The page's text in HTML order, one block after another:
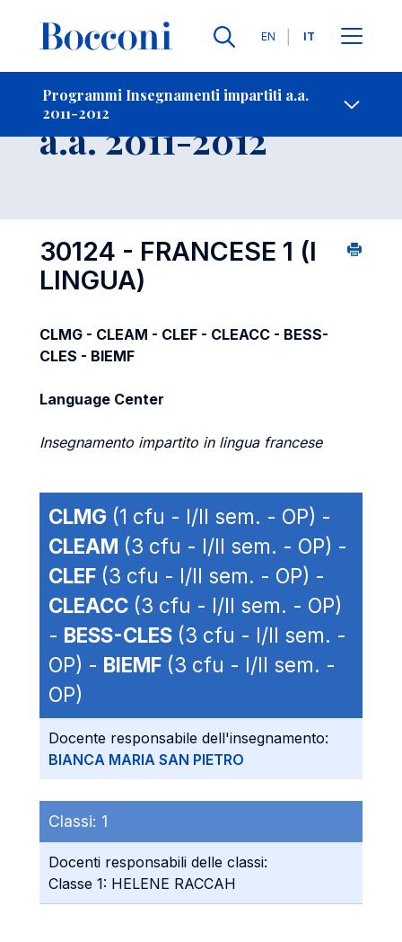
Lingue
EN IT
Programmi Insegnamenti impartiti a.a.
2011-2012
-
Insegnamento
a.a. 2011-2012
30124 - FRANCESE 1 (I
LINGUA)
CLMG - CLEAM - CLEF - CLEACC - BESS-
CLES - BIEMF
Language Center
Insegnamento impartito in lingua francese
CLMG (1 cfu - I/II sem. - OP) -
CLEAM (3 cfu - I/II sem. - OP) -
CLEF (3 cfu - I/II sem. - OP) -
CLEACC (3 cfu - I/II sem. - OP)
- BESS-CLES (3 cfu - I/II sem. -
OP) - BIEMF (3 cfu - I/II sem. -
OP)
Docente responsabile dell'insegnamento:
BIANCA MARIA SAN PIETRO
Classi: 1
Docenti responsabili delle classi:
Classe 1: HELENE RACCAH